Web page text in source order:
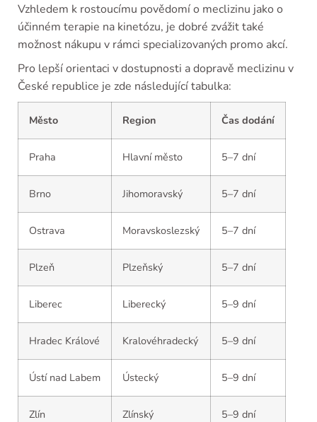
Vzhledem k rostoucímu povědomí o meclizinu jako o
účinném terapie na kinetózu, je dobré zvážit také
možnost nákupu v rámci specializovaných promo akcí.
Pro lepší orientaci v dostupnosti a dopravě meclizinu v
České republice je zde následující tabulka:
Město Region Čas dodání
Praha Hlavní město 5–7 dní
Brno Jihomoravský 5–7 dní
Ostrava Moravskoslezský 5–7 dní
Plzeň Plzeňský 5–7 dní
Liberec Liberecký 5–9 dní
Hradec Králové Kralovéhradecký 5–9 dní
Ústí nad Labem Ústecký 5–9 dní
Zlín Zlínský 5–9 dní